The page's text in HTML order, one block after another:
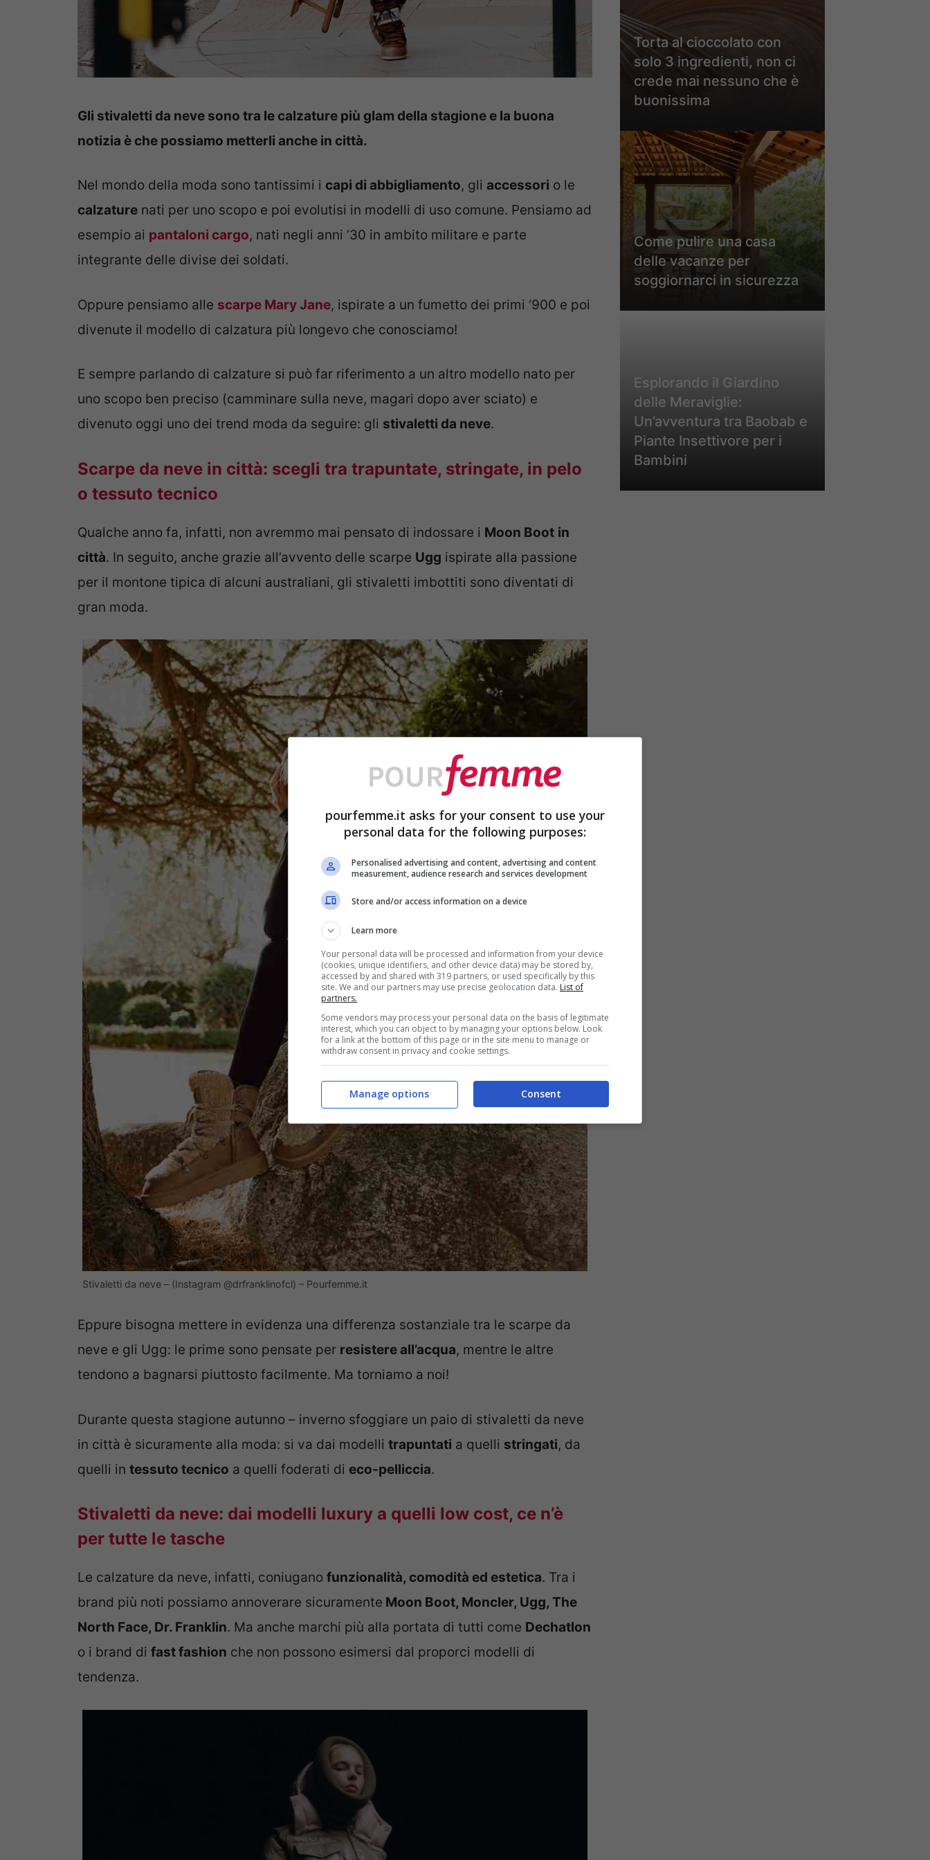
Gli stivaletti da neve sono tra le calzature più glam della stagione e la buona
notizia è che possiamo metterli anche in città.
Nel mondo della moda sono tantissimi i capi di abbigliamento, gli accessori o le
calzature nati per uno scopo e poi evolutisi in modelli di uso comune. Pensiamo ad
esempio ai pantaloni cargo, nati negli anni ’30 in ambito militare e parte
integrante delle divise dei soldati.
Oppure pensiamo alle scarpe Mary Jane, ispirate a un fumetto dei primi ‘900 e poi
divenute il modello di calzatura più longevo che conosciamo!
E sempre parlando di calzature si può far riferimento a un altro modello nato per
uno scopo ben preciso (camminare sulla neve, magari dopo aver sciato) e
divenuto oggi uno dei trend moda da seguire: gli stivaletti da neve.
Scarpe da neve in città: scegli tra trapuntate, stringate, in pelo
o tessuto tecnico
Qualche anno fa, infatti, non avremmo mai pensato di indossare i Moon Boot in
città. In seguito, anche grazie all’avvento delle scarpe Ugg ispirate alla passione
per il montone tipica di alcuni australiani, gli stivaletti imbottiti sono diventati di
gran moda.
Stivaletti da neve – (Instagram @drfranklinofcl) – Pourfemme.it
Eppure bisogna mettere in evidenza una differenza sostanziale tra le scarpe da
neve e gli Ugg: le prime sono pensate per resistere all’acqua, mentre le altre
tendono a bagnarsi piuttosto facilmente. Ma torniamo a noi!
Durante questa stagione autunno – inverno sfoggiare un paio di stivaletti da neve
in città è sicuramente alla moda: si va dai modelli trapuntati a quelli stringati, da
quelli in tessuto tecnico a quelli foderati di eco-pelliccia.
Stivaletti da neve: dai modelli luxury a quelli low cost, ce n’è
per tutte le tasche
Le calzature da neve, infatti, coniugano funzionalità, comodità ed estetica. Tra i
brand più noti possiamo annoverare sicuramente Moon Boot, Moncler, Ugg, The
North Face, Dr. Franklin. Ma anche marchi più alla portata di tutti come Dechatlon
o i brand di fast fashion che non possono esimersi dal proporci modelli di
tendenza.
Torta al cioccolato con
solo 3 ingredienti, non ci
crede mai nessuno che è
buonissima
Come pulire una casa
delle vacanze per
soggiornarci in sicurezza
Esplorando il Giardino
delle Meraviglie:
Un’avventura tra Baobab e
Piante Insettivore per i
Bambini
pourfemme.it asks for your consent to use your
personal data for the following purposes:
Personalised advertising and content, advertising and content
measurement, audience research and services development
Store and/or access information on a device
Learn more
Your personal data will be processed and information from your device
(cookies, unique identifiers, and other device data) may be stored by,
accessed by and shared with 319 partners, or used specifically by this
site. We and our partners may use precise geolocation data. List of
partners.
Some vendors may process your personal data on the basis of legitimate
interest, which you can object to by managing your options below. Look
for a link at the bottom of this page or in the site menu to manage or
withdraw consent in privacy and cookie settings.
Consent
Manage options